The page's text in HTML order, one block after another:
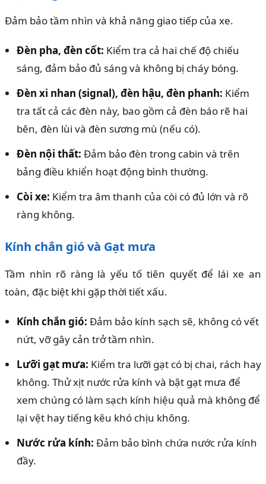
Đảm bảo tầm nhìn và khả năng giao tiếp của xe.
Đèn pha, đèn cốt: Kiểm tra cả hai chế độ chiếu
sáng, đảm bảo đủ sáng và không bị cháy bóng.
Đèn xi nhan (signal), đèn hậu, đèn phanh: Kiểm
tra tất cả các đèn này, bao gồm cả đèn báo rẽ hai
bên, đèn lùi và đèn sương mù (nếu có).
Đèn nội thất: Đảm bảo đèn trong cabin và trên
bảng điều khiển hoạt động bình thường.
Còi xe: Kiểm tra âm thanh của còi có đủ lớn và rõ
ràng không.
Kính chắn gió và Gạt mưa
Tầm nhìn rõ ràng là yếu tố tiên quyết để lái xe an
toàn, đặc biệt khi gặp thời tiết xấu.
Kính chắn gió: Đảm bảo kính sạch sẽ, không có vết
nứt, vỡ gây cản trở tầm nhìn.
Lưỡi gạt mưa: Kiểm tra lưỡi gạt có bị chai, rách hay
không. Thử xịt nước rửa kính và bật gạt mưa để
xem chúng có làm sạch kính hiệu quả mà không để
lại vệt hay tiếng kêu khó chịu không.
Nước rửa kính: Đảm bảo bình chứa nước rửa kính
đầy.